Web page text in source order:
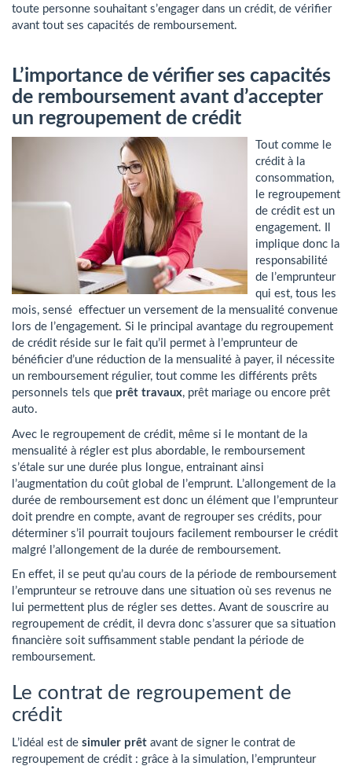
toute personne souhaitant s’engager dans un crédit, de vérifier
avant tout ses capacités de remboursement.
L’importance de vérifier ses capacités
de remboursement avant d’accepter
un regroupement de crédit
Tout comme le
crédit à la
consommation,
le regroupement
de crédit est un
engagement. Il
implique donc la
responsabilité
de l’emprunteur
qui est, tous les
mois, sensé effectuer un versement de la mensualité convenue
lors de l’engagement. Si le principal avantage du regroupement
de crédit réside sur le fait qu’il permet à l’emprunteur de
bénéficier d’une réduction de la mensualité à payer, il nécessite
un remboursement régulier, tout comme les différents prêts
personnels tels que prêt travaux, prêt mariage ou encore prêt
auto.
Avec le regroupement de crédit, même si le montant de la
mensualité à régler est plus abordable, le remboursement
s’étale sur une durée plus longue, entrainant ainsi
l’augmentation du coût global de l’emprunt. L’allongement de la
durée de remboursement est donc un élément que l’emprunteur
doit prendre en compte, avant de regrouper ses crédits, pour
déterminer s’il pourrait toujours facilement rembourser le crédit
malgré l’allongement de la durée de remboursement.
En effet, il se peut qu’au cours de la période de remboursement
l’emprunteur se retrouve dans une situation où ses revenus ne
lui permettent plus de régler ses dettes. Avant de souscrire au
regroupement de crédit, il devra donc s’assurer que sa situation
financière soit suffisamment stable pendant la période de
remboursement.
Le contrat de regroupement de
crédit
L’idéal est de simuler prêt avant de signer le contrat de
regroupement de crédit : grâce à la simulation, l’emprunteur